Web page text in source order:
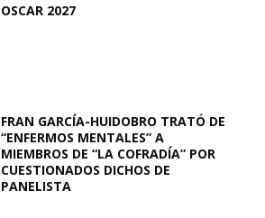
OSCAR 2027
FRAN GARCÍA-HUIDOBRO TRATÓ DE
“ENFERMOS MENTALES” A
MIEMBROS DE “LA COFRADÍA” POR
CUESTIONADOS DICHOS DE
PANELISTA